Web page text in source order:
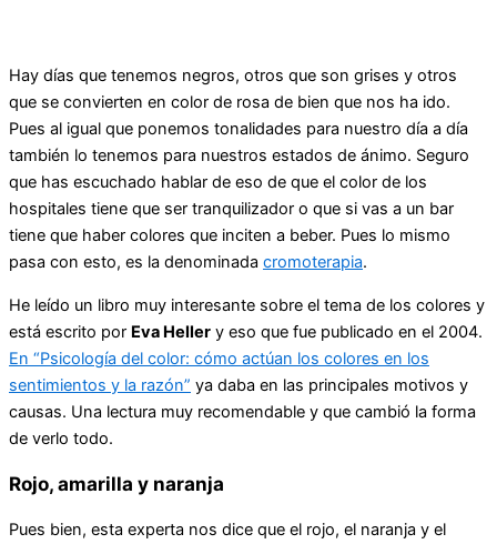
Hay días que tenemos negros, otros que son grises y otros
que se convierten en color de rosa de bien que nos ha ido.
Pues al igual que ponemos tonalidades para nuestro día a día
también lo tenemos para nuestros estados de ánimo. Seguro
que has escuchado hablar de eso de que el color de los
hospitales tiene que ser tranquilizador o que si vas a un bar
tiene que haber colores que inciten a beber. Pues lo mismo
pasa con esto, es la denominada cromoterapia.
He leído un libro muy interesante sobre el tema de los colores y
está escrito por Eva Heller y eso que fue publicado en el 2004.
En “Psicología del color: cómo actúan los colores en los
sentimientos y la razón” ya daba en las principales motivos y
causas. Una lectura muy recomendable y que cambió la forma
de verlo todo.
Rojo, amarilla y naranja
Pues bien, esta experta nos dice que el rojo, el naranja y el